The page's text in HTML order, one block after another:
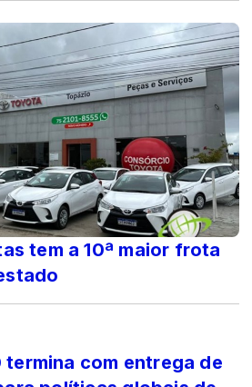
tem a 10ª maior frota
termina com entrega de